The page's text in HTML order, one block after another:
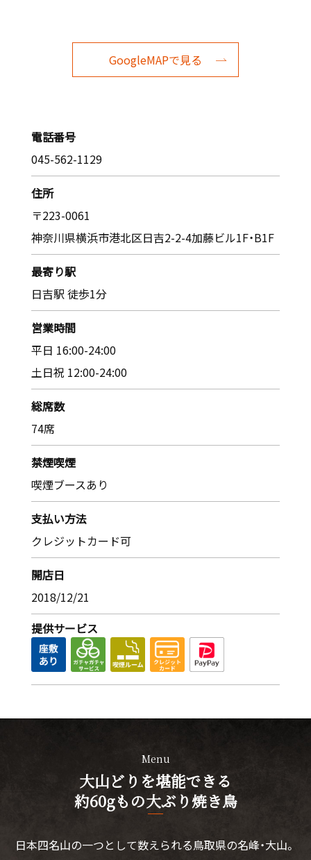
GoogleMAPで見る
電話番号
045-562-1129
住所
〒223-0061
神奈川県横浜市港北区日吉2-2-4加藤ビル1F・B1F
最寄り駅
日吉駅 徒歩1分
営業時間
平日 16:00-24:00
土日祝 12:00-24:00
総席数
74席
禁煙喫煙
喫煙ブースあり
支払い方法
クレジットカード可
開店日
2018/12/21
提供サービス
Menu
大山どりを堪能できる
約60gもの大ぶり焼き鳥
日本四名山の一つとして数えられる鳥取県の名峰・大山。